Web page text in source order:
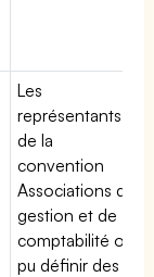
Les
représentants
de la
convention
Associations de
gestion et de
comptabilité ont
pu définir des